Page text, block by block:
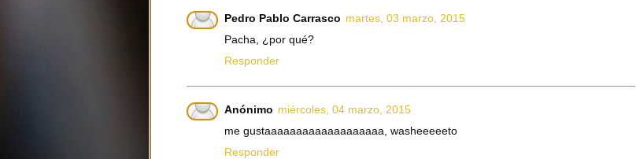
Pedro Pablo Carrasco martes, 03 marzo, 2015
Pacha, ¿por qué?
Responder
Anónimo miércoles, 04 marzo, 2015
me gustaaaaaaaaaaaaaaaaaaa, washeeeeeto
Responder